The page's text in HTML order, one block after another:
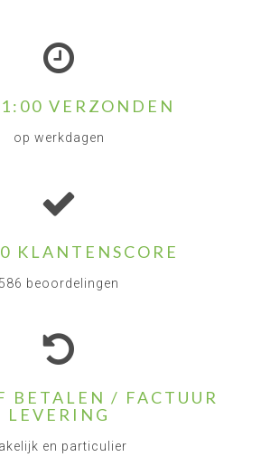
VERZONDEN
op werkdagen
KLANTENSCORE
586 beoordelingen
BETALEN / FACTUUR
LEVERING
en particulier